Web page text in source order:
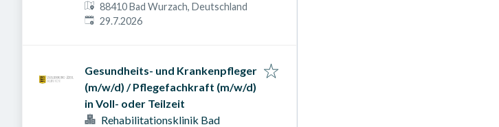
88410 Bad Wurzach, Deutschland
Veröffentlicht am
29.7.2026
Gesundheits- und Krankenpfleger
(m/w/d) / Pflegefachkraft (m/w/d)
in Voll- oder Teilzeit
Rehabilitationsklinik Bad